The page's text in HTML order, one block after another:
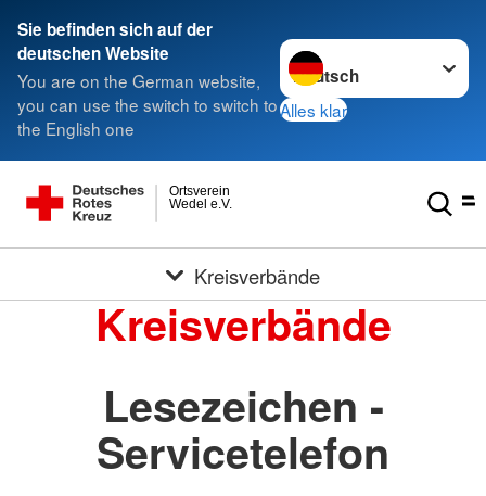
Sie befinden sich auf der
deutschen Website
You are on the German website,
you can use the switch to switch to
the English one
Sprache wechseln zu
Alles klar
Wedel e.V.
Ortsverein
Kreisverbände
Kreisverbände
Lesezeichen -
Servicetelefon